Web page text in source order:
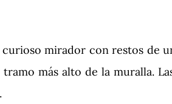
curioso mirador con restos de
más alto de la muralla.